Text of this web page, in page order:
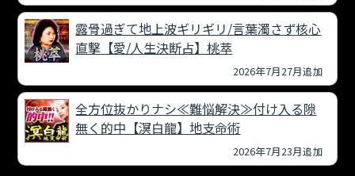
露骨過ぎて地上波ギリギリ/言葉濁さず核心
直撃【愛/人生決断占】桃萃
2026年7月27月追加
全方位抜かりナシ≪難悩解決≫付け入る隙
無く的中【溟白龍】地支命術
2026年7月23月追加